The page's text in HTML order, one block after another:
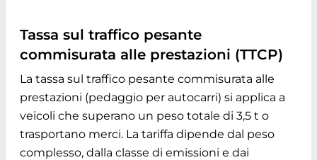
Tassa sul traffico pesante
commisurata alle prestazioni (TTCP)
La tassa sul traffico pesante commisurata alle
prestazioni (pedaggio per autocarri) si applica a
veicoli che superano un peso totale di 3,5 t o
trasportano merci. La tariffa dipende dal peso
complesso, dalla classe di emissioni e dai